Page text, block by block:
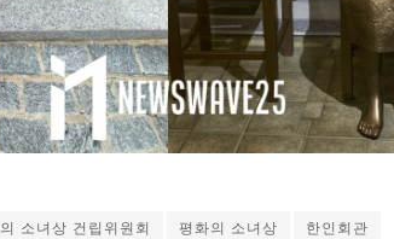
소녀상 건립위원회 평화의 소녀상 한인회관